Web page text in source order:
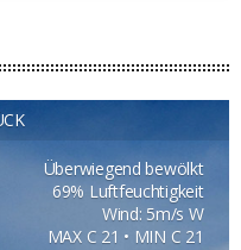
Überwiegend bewölkt
69% Luftfeuchtigkeit
Wind: 5m/s W
MAX C 21 • MIN C 21